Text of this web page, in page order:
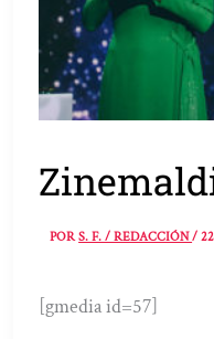
PORS. F. / REDACCIÓN/
[gmedia id=57]